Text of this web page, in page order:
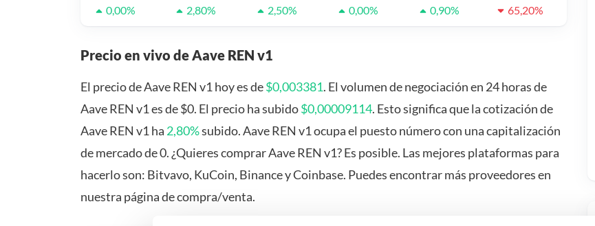
0,00%
2,80% 2,50% 0,00% 0,90% 65,20%
Precio en vivo de Aave REN v1
El precio de Aave REN v1 hoy es de$0,003381. El volumen de negociación en 24 horas de
Aave REN v1 es de $0. El precio ha subido$0,00009114. Esto significa que la cotización de
Aave REN v1 ha 2,80%subido. Aave REN v1 ocupa el puesto número con una capitalización
de mercado de 0. ¿Quieres comprar Aave REN v1? Es posible. Las mejores plataformas para
hacerlo son: Bitvavo, KuCoin, Binance y Coinbase. Puedes encontrar más proveedores en
nuestra página de compra/venta.